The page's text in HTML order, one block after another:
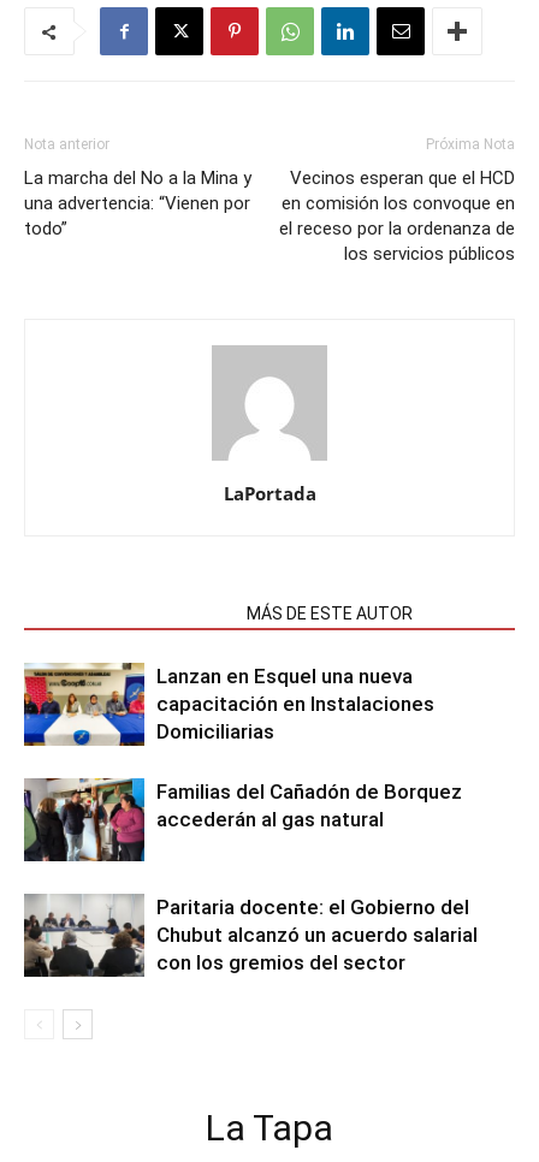
Nota anterior
La marcha del No a la Mina y
una advertencia: “Vienen por
todo”
Próxima Nota
Vecinos esperan que el HCD
en comisión los convoque en
el receso por la ordenanza de
los servicios públicos
LaPortada
MÁS DE ESTE AUTOR
Lanzan en Esquel una nueva
capacitación en Instalaciones
Domiciliarias
Familias del Cañadón de Borquez
accederán al gas natural
Paritaria docente: el Gobierno del
Chubut alcanzó un acuerdo salarial
con los gremios del sector
La Tapa